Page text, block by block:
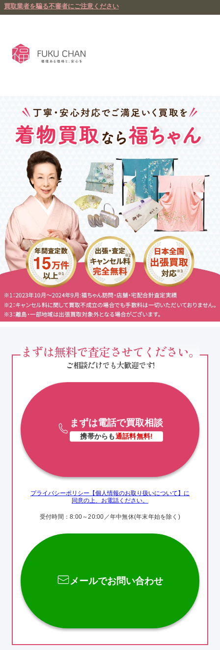
買取業者を騙る不審者にご注意ください
まずは無料で査定させてください。
ご相談だけでも大歓迎です!
まずは電話で買取相談
携帯からも通話料無料!
プライバシーポリシー【個人情報のお取り扱いについて】に
同意の上、お電話ください。
受付時間：8:00～20:00／年中無休(年末年始を除く)
メールでお問い合わせ